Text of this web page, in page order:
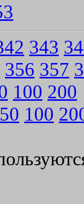
343
356 357
100 200
50 100